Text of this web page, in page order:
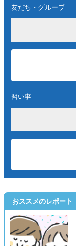
友だち・グループ
習い事
おススメのレポート